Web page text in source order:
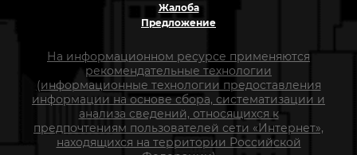
Жалоба
Предложение
На информационном ресурсе применяются
рекомендательные технологии
(информационные технологии предоставления
информации на основе сбора, систематизации и
анализа сведений, относящихся к
предпочтениям пользователей сети «Интернет»,
находящихся на территории Российской